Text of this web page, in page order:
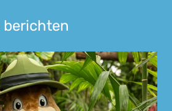
berichten